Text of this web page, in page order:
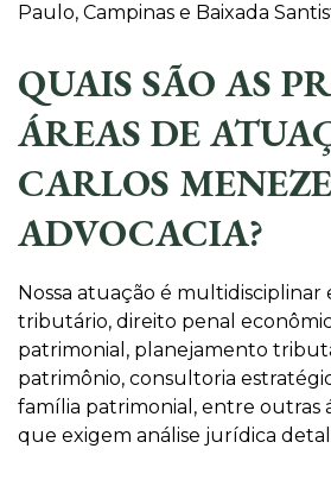
Paulo, Campinas e Baixada
QUAIS SÃO AS
ÁREAS DE
CARLOS
ADVOCACIA?
Nossa atuação é multidisciplinar
tributário, direito penal
patrimonial, planejamento
patrimônio, consultoria
família patrimonial, entre outras
que exigem análise jurídica